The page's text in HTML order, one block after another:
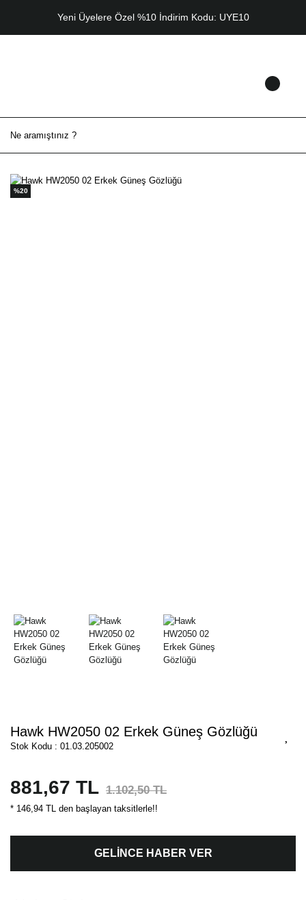
Yeni Üyelere Özel %10 İndirim Kodu: UYE10
%20
Hawk HW2050 02 Erkek Güneş Gözlüğü
Stok Kodu : 01.03.205002
881,67 TL 1.102,50 TL
* 146,94 TL den başlayan taksitlerle!!
GELİNCE HABER VER